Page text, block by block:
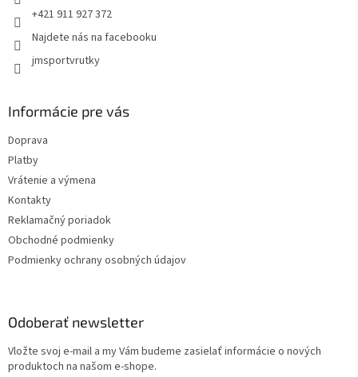
+421 911 927 372
Najdete nás na facebooku
jmsportvrutky
Informácie pre vás
Doprava
Platby
Vrátenie a výmena
Kontakty
Reklamačný poriadok
Obchodné podmienky
Podmienky ochrany osobných údajov
Odoberať newsletter
Vložte svoj e-mail a my Vám budeme zasielať informácie o nových
produktoch na našom e-shope.